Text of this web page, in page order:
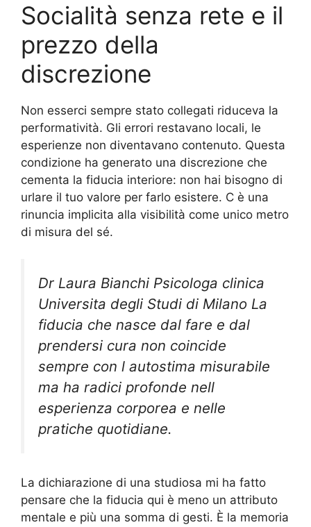
Socialità senza rete e il
prezzo della
discrezione
Non esserci sempre stato collegati riduceva la
performatività. Gli errori restavano locali, le
esperienze non diventavano contenuto. Questa
condizione ha generato una discrezione che
cementa la fiducia interiore: non hai bisogno di
urlare il tuo valore per farlo esistere. C è una
rinuncia implicita alla visibilità come unico metro
di misura del sé.
Dr Laura Bianchi Psicologa clinica
Universita degli Studi di Milano La
fiducia che nasce dal fare e dal
prendersi cura non coincide
sempre con l autostima misurabile
ma ha radici profonde nell
esperienza corporea e nelle
pratiche quotidiane.
La dichiarazione di una studiosa mi ha fatto
pensare che la fiducia qui è meno un attributo
mentale e più una somma di gesti. È la memoria